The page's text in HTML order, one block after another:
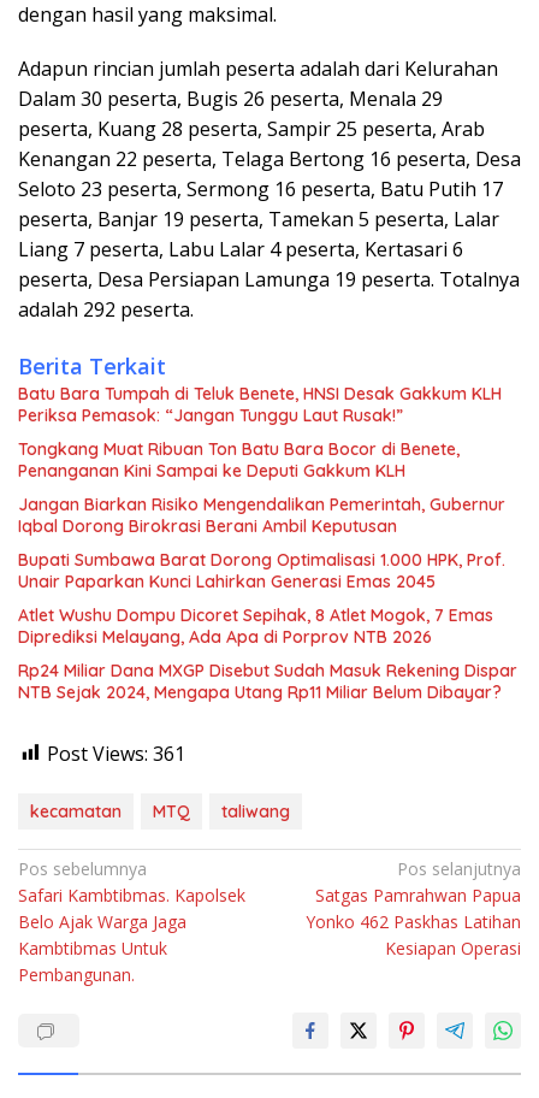
dengan hasil yang maksimal.
Adapun rincian jumlah peserta adalah dari Kelurahan
Dalam 30 peserta, Bugis 26 peserta, Menala 29
peserta, Kuang 28 peserta, Sampir 25 peserta, Arab
Kenangan 22 peserta, Telaga Bertong 16 peserta, Desa
Seloto 23 peserta, Sermong 16 peserta, Batu Putih 17
peserta, Banjar 19 peserta, Tamekan 5 peserta, Lalar
Liang 7 peserta, Labu Lalar 4 peserta, Kertasari 6
peserta, Desa Persiapan Lamunga 19 peserta. Totalnya
adalah 292 peserta.
Berita Terkait
Batu Bara Tumpah di Teluk Benete, HNSI Desak Gakkum KLH
Periksa Pemasok: “Jangan Tunggu Laut Rusak!”
Tongkang Muat Ribuan Ton Batu Bara Bocor di Benete,
Penanganan Kini Sampai ke Deputi Gakkum KLH
Jangan Biarkan Risiko Mengendalikan Pemerintah, Gubernur
Iqbal Dorong Birokrasi Berani Ambil Keputusan
Bupati Sumbawa Barat Dorong Optimalisasi 1.000 HPK, Prof.
Unair Paparkan Kunci Lahirkan Generasi Emas 2045
Atlet Wushu Dompu Dicoret Sepihak, 8 Atlet Mogok, 7 Emas
Diprediksi Melayang, Ada Apa di Porprov NTB 2026
Rp24 Miliar Dana MXGP Disebut Sudah Masuk Rekening Dispar
NTB Sejak 2024, Mengapa Utang Rp11 Miliar Belum Dibayar?
Post Views: 361
kecamatan MTQ taliwang
Navigasi
pos
Pos sebelumnya
Safari Kambtibmas. Kapolsek
Belo Ajak Warga Jaga
Kambtibmas Untuk
Pembangunan.
Pos selanjutnya
Satgas Pamrahwan Papua
Yonko 462 Paskhas Latihan
Kesiapan Operasi